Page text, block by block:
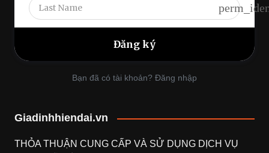
Bạn đã có tài khoản? Đăng nhập
Giadinhhiendai.vn
THỎA THUẬN CUNG CẤP VÀ SỬ DỤNG DỊCH VỤ